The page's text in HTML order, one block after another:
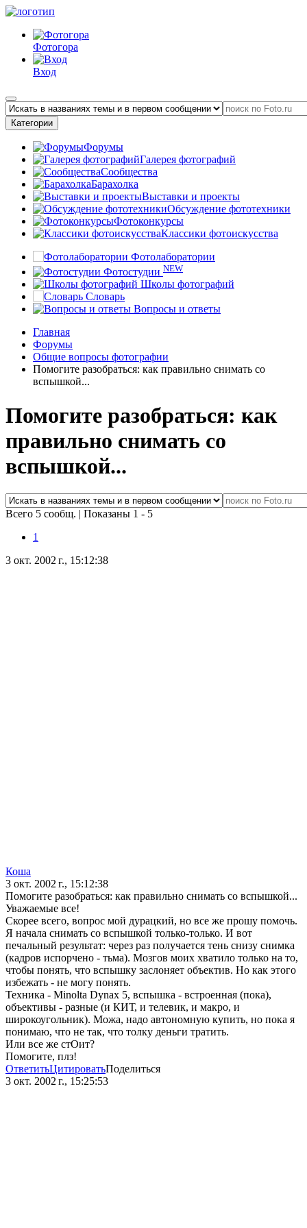
Фотогора
Вход
Категории
Форумы
Галерея фотографий
Сообщества
Барахолка
Выставки и проекты
Обсуждение фототехники
Фотоконкурсы
Классики фотоискусства
Фотолаборатории
Фотостудии NEW
Школы фотографий
Словарь
Вопросы и ответы
Главная
Форумы
Общие вопросы фотографии
Помогите разобраться: как правильно снимать со
вспышкой...
Помогите разобраться: как
правильно снимать со
вспышкой...
Всего 5 сообщ. | Показаны 1 - 5
1
3 окт. 2002 г., 15:12:38
Коша
3 окт. 2002 г., 15:12:38
Помогите разобраться: как правильно снимать со вспышкой...
Уважаемые все!
Скорее всего, вопрос мой дурацкий, но все же прошу помочь.
Я начала снимать со вспышкой только-только. И вот
печальный результат: через раз получается тень снизу снимка
(кадров испорчено - тьма). Мозгов моих хватило только на то,
чтобы понять, что вспышку заслоняет объектив. Но как этого
избежать - не могу понять.
Техника - Minolta Dynax 5, вспышка - встроенная (пока),
объективы - разные (и КИТ, и телевик, и макро, и
широкоугольник). Можа, надо автономную купить, но пока я
понимаю, что не так, что толку деньги тратить.
Или все же стОит?
Помогите, плз!
ОтветитьЦитироватьПоделиться
3 окт. 2002 г., 15:25:53